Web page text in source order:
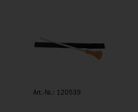
Art.-Nr.: 120539